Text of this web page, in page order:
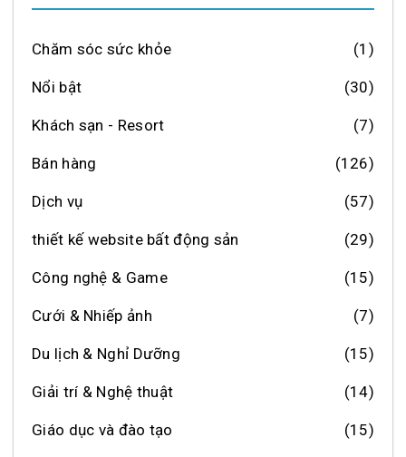
Chăm sóc sức khỏe (1)
Nổi bật (30)
Khách sạn - Resort (7)
Bán hàng (126)
Dịch vụ (57)
thiết kế website bất động sản (29)
Công nghệ & Game (15)
Cưới & Nhiếp ảnh (7)
Du lịch & Nghỉ Dưỡng (15)
Giải trí & Nghệ thuật (14)
Giáo dục và đào tạo (15)